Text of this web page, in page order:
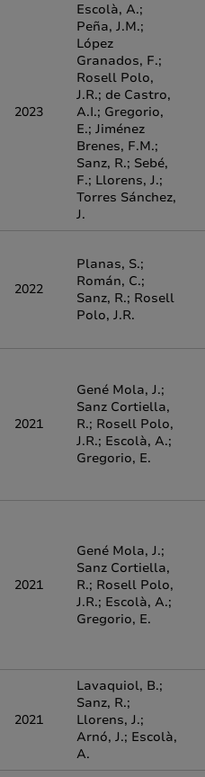
2023
Escolà, A.;
Peña, J.M.;
López
Granados, F.;
Rosell Polo,
J.R.; de Castro,
A.I.; Gregorio,
E.; Jiménez
Brenes, F.M.;
Sanz, R.; Sebé,
F.; Llorens, J.;
Torres Sánchez,
J.
2022
Planas, S.;
Román, C.;
Sanz, R.; Rosell
Polo, J.R.
2021
Gené Mola, J.;
Sanz Cortiella,
R.; Rosell Polo,
J.R.; Escolà, A.;
Gregorio, E.
2021
Gené Mola, J.;
Sanz Cortiella,
R.; Rosell Polo,
J.R.; Escolà, A.;
Gregorio, E.
2021
Lavaquiol, B.;
Sanz, R.;
Llorens, J.;
Arnó, J.; Escolà,
A.